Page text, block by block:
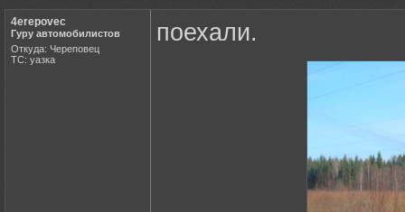
4erepovec
Гуру автомобилистов
Откуда: Череповец
ТС: уазка
поехали.